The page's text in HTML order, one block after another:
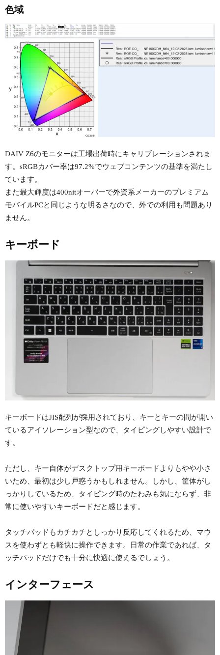
色域
DAIV Z6のモニターは工場出荷時にキャリブレーションされま
す。sRGBカバー率は97.2%でウェブコンテンツの基準を満たし
ています。
また最大輝度は400nitオーバーで外資系メーカーのプレミアム
モバイルPCと同じような明るさなので、外での利用も問題あり
ません。
キーボード
キーボードはJIS配列が採用されており、キーとキーの間が開い
ているアイソレーション型なので、タイピングしやすい設計で
す。
ただし、キー自体がデスクトップ用キーボードよりもやや小さ
いため、最初は少し戸惑うかもしれません。しかし、筐体がし
っかりしているため、タイピング時のたわみも気にならず、非
常に使いやすいキーボードだと感じます。
タッチパッドもカチカチとしっかり反応してくれるため、マウ
スを使わずとも軽快に操作できます。日常の作業であれば、タ
ッチパッドだけでも十分に快適に使えるでしょう。
インターフェース